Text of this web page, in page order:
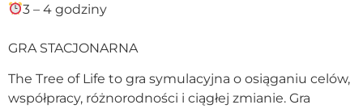
3 – 4 godziny
GRA STACJONARNA
The Tree of Life to gra symulacyjna o osiąganiu celów,
współpracy, różnorodności i ciągłej zmianie. Gra